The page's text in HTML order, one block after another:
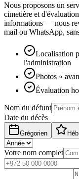
Nous proposons un
cimetière et
informations — nous
mail ou WhatsApp,
Localisation
l'administration
Photos «
Évaluation
Nom du défunt
Date du décès
Grégorien
Votre nom complet